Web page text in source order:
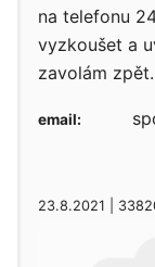
na telefonu
vyzkoušet a
zavolám zpět.
23.8.2021 |
email: